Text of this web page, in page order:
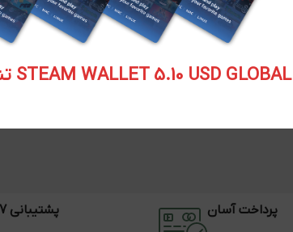
STEAM WALLET 5.10 USD GLOBAL تنها 288.000 تومان تحویل آنی
پرداخت آسان پشتیبانی 24/7